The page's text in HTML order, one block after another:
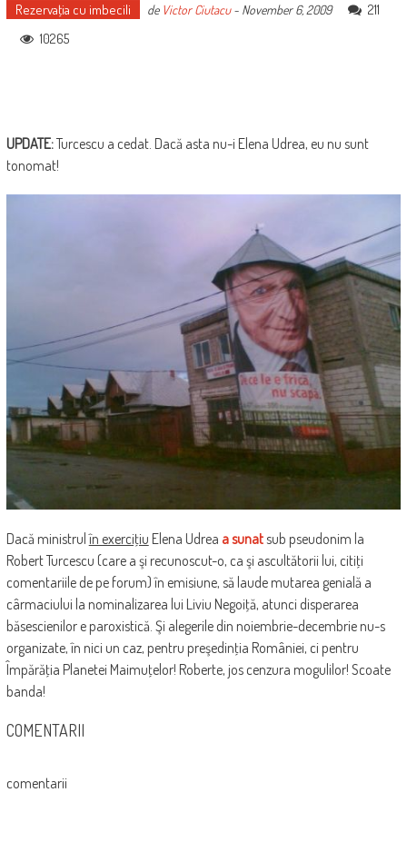
Rezervaţia cu imbecili de Victor Ciutacu- November 6, 2009
211
10265
UPDATE:Turcescu a cedat. Dacă asta nu-i Elena Udrea, eu nu sunt
tonomat!
Dacă ministrulîn exerciţiu Elena Udrea a sunatsub pseudonim la
Robert Turcescu (care a şi recunoscut-o, ca şi ascultătorii lui, citiţi
comentariile de pe forum) în emisiune, să laude mutarea genială a
cârmaciului la nominalizarea lui Liviu Negoiţă, atunci disperarea
băsescienilor e paroxistică. Şi alegerile din noiembrie-decembrie nu-s
organizate, în nici un caz, pentru preşedinţia României, ci pentru
Împărăţia Planetei Maimuţelor! Roberte, jos cenzura mogulilor! Scoate
banda!
COMENTARII
comentarii